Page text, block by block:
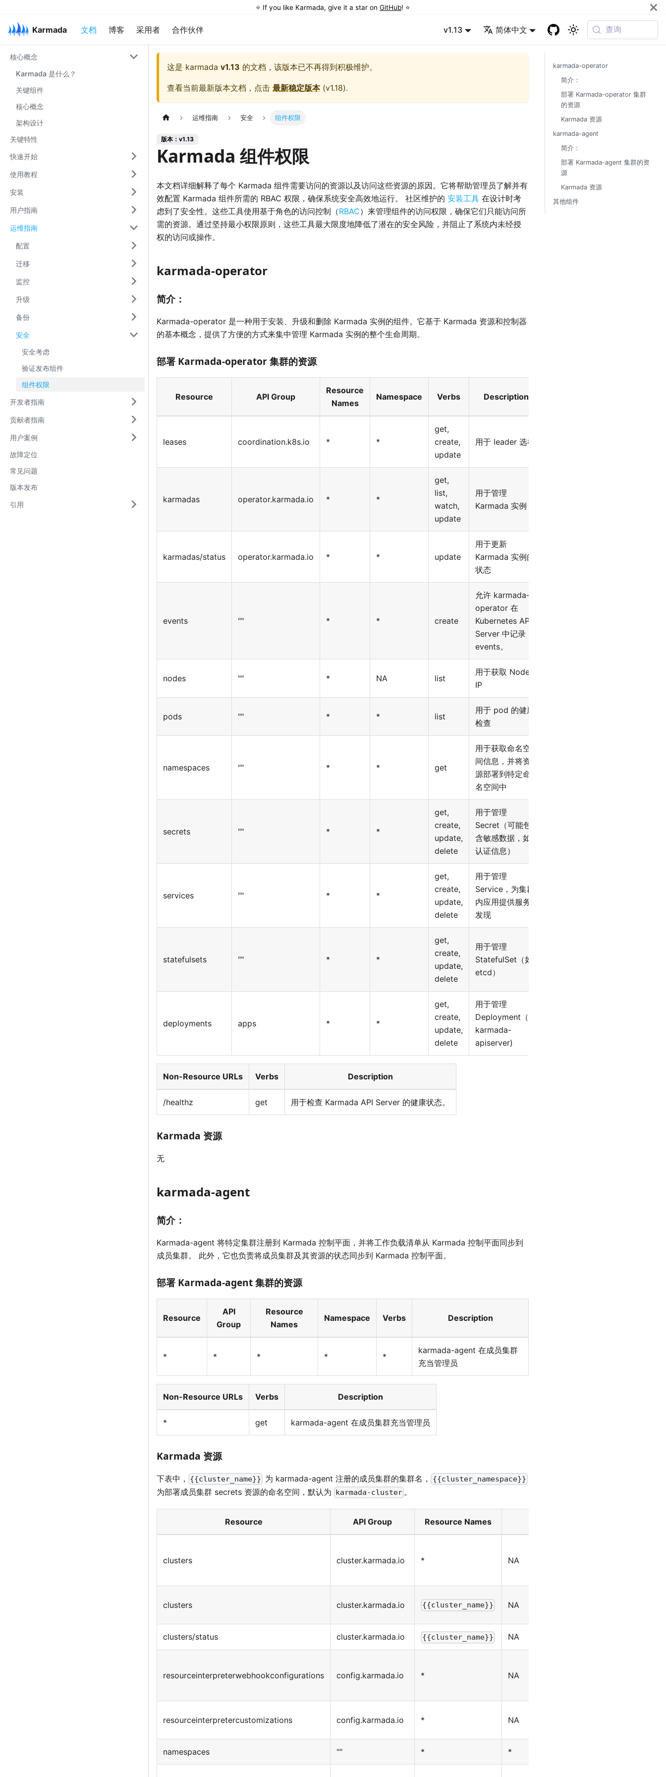
⭐️ If you like Karmada, give it a star on GitHub! ⭐️
Karmada 文档 博客 采用者 合作伙伴 v1.13 简体中文 查询
核心概念
Karmada 是什么？
关键组件
核心概念
架构设计
关键特性
快速开始
使用教程
安装
用户指南
运维指南
配置
迁移
监控
升级
备份
安全
安全考虑
验证发布组件
组件权限
开发者指南
贡献者指南
用户案例
故障定位
常见问题
版本发布
引用
这是 karmada v1.13 的文档，该版本已不再得到积极维护。
查看当前最新版本文档，点击 最新稳定版本(v1.18).
运维指南 安全 组件权限
版本：v1.13
Karmada 组件权限
本文档详细解释了每个 Karmada 组件需要访问的资源以及访问这些资源的原因。它将帮助管理员了解并有
效配置 Karmada 组件所需的 RBAC 权限，确保系统安全高效地运行。 社区维护的 安装工具 在设计时考
虑到了安全性。这些工具使用基于角色的访问控制（RBAC）来管理组件的访问权限，确保它们只能访问所
需的资源。通过坚持最小权限原则，这些工具最大限度地降低了潜在的安全风险，并阻止了系统内未经授
权的访问或操作。
karmada-operator
简介：
Karmada-operator 是一种用于安装、升级和删除 Karmada 实例的组件。它基于 Karmada 资源和控制器
的基本概念，提供了方便的方式来集中管理 Karmada 实例的整个生命周期。
部署 Karmada-operator 集群的资源
Resource API Group
Resource
Names
Namespace Verbs Description
leases coordination.k8s.io * *
get,
create,
update
用于 leader 选举
karmadas operator.karmada.io * *
get,
list,
watch,
update
用于管理
Karmada 实例
karmadas/status operator.karmada.io * * update
用于更新
Karmada 实例的
状态
events "" * * create
允许 karmada-
operator 在
Kubernetes API
Server 中记录
events。
nodes "" * NA list
用于获取 Node
IP
pods "" * * list
用于 pod 的健康
检查
namespaces "" * * get
用于获取命名空
间信息，并将资
源部署到特定命
名空间中
secrets "" * *
get,
create,
update,
delete
用于管理
Secret（可能包
含敏感数据，如
认证信息）
services "" * *
get,
create,
update,
delete
用于管理
Service，为集群
内应用提供服务
发现
statefulsets "" * *
get,
create,
update,
delete
用于管理
StatefulSet（如
etcd）
deployments apps * *
get,
create,
update,
delete
用于管理
Deployment（如
karmada-
apiserver)
Non-Resource URLs Verbs Description
/healthz get 用于检查 Karmada API Server 的健康状态。
Karmada 资源
无
karmada-agent
简介：
Karmada-agent 将特定集群注册到 Karmada 控制平面，并将工作负载清单从 Karmada 控制平面同步到
成员集群。 此外，它也负责将成员集群及其资源的状态同步到 Karmada 控制平面。
部署 Karmada-agent 集群的资源
Resource
API
Group
Resource
Names
Namespace Verbs Description
* * * * *
karmada-agent 在成员集群
充当管理员
Non-Resource URLs Verbs Description
* get karmada-agent 在成员集群充当管理员
Karmada 资源
下表中， {{cluster_name}} 为 karmada-agent 注册的成员集群的集群名， {{cluster_namespace}}
为部署成员集群 secrets 资源的命名空间，默认为 karmada-cluster 。
Resource API Group Resource Names
clusters cluster.karmada.io * NA
clusters cluster.karmada.io {{cluster_name}} NA
clusters/status cluster.karmada.io {{cluster_name}} NA
resourceinterpreterwebhookconfigurations config.karmada.io * NA
resourceinterpretercustomizations config.karmada.io * NA
namespaces "" * *
karmada-operator
简介：
部署 Karmada-operator 集群
的资源
Karmada 资源
karmada-agent
简介：
部署 Karmada-agent 集群的资
源
Karmada 资源
其他组件